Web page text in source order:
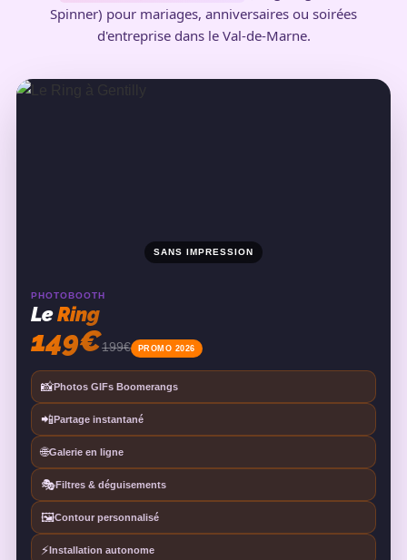
Spinner) pour mariages, anniversaires ou soirées
d'entreprise dans le Val-de-Marne.
SANS IMPRESSION
PHOTOBOOTH
LeRing
149€199€ PROMO 2026
📸Photos GIFs Boomerangs
📲Partage instantané
🌐Galerie en ligne
🎭Filtres & déguisements
🖼️Contour personnalisé
⚡Installation autonome